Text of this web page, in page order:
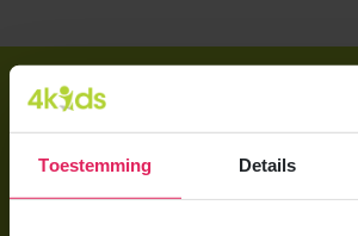
Toestemming Details
Direct regelen
Aanmelden bij 4Kids
Brochure aanvragen